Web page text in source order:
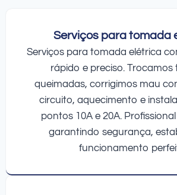
Serviços para tomada
Serviços para tomada elétrica
rápido e preciso. Trocamos
queimadas, corrigimos mau
circuito, aquecimento e
pontos 10A e 20A.
garantindo segurança,
funcionamento